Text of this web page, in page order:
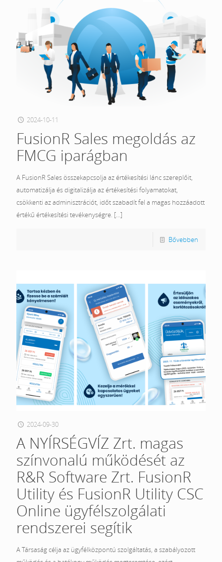
2024-10-11
FusionR Sales megoldás az
FMCG iparágban
A FusionR Sales összekapcsolja az értékesítési lánc szereplőit,
automatizálja és digitalizálja az értékesítési folyamatokat,
csökkenti az adminisztrációt, időt szabadít fel a magas hozzáadott
értékű értékesítési tevékenységre. […]
Bővebben
2024-09-30
A NYÍRSÉGVÍZ Zrt. magas
színvonalú működését az
R&R Software Zrt. FusionR
Utility és FusionR Utility CSC
Online ügyfélszolgálati
rendszerei segítik
A Társaság célja az ügyfélközpontú szolgáltatás, a szabályozott